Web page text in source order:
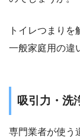
トイレつまり
一般家庭用の違
吸引力・洗
専門業者が使う